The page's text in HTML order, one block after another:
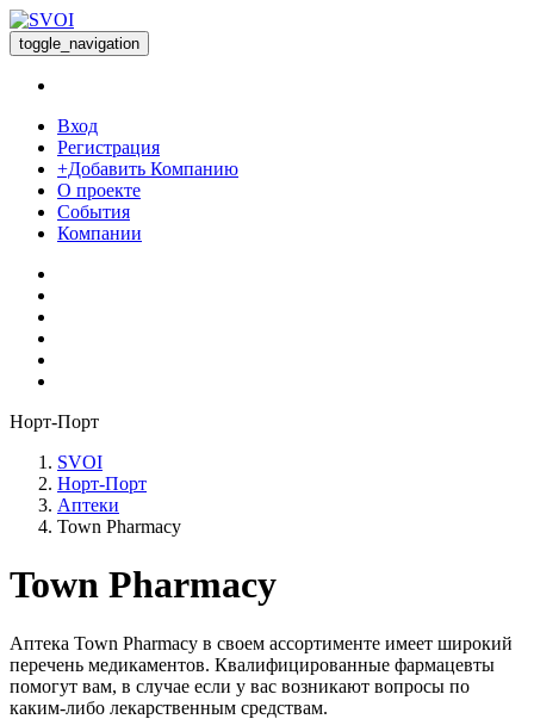
toggle_navigation
Вход
Регистрация
+Добавить Компанию
О проекте
События
Компании
Норт-Порт
SVOI
Норт-Порт
Аптеки
Town Pharmacy
Town Pharmacy
Аптека Town Pharmacy в своем ассортименте имеет широкий
перечень медикаментов. Квалифицированные фармацевты
помогут вам, в случае если у вас возникают вопросы по
каким-либо лекарственным средствам.